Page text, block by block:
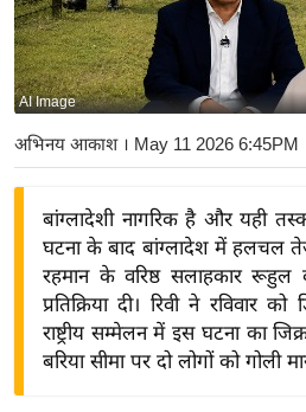
त
र्रा
ष्ट्री
य
बि
ज़
द्यो
AI Image
अभिनय आकाश। May 11 2026 6:45PM
बांग्लादेशी नागरिक है और यही
घटना के बाद बांग्लादेश में हलचल तेज
रहमान के वरिष्ठ सलाहकार रूहुल
प्रतिक्रिया दी। रिवी ने रविवार
राष्ट्रीय सम्मेलन में इस घटना का
बरिया सीमा पर दो लोगों को गोली